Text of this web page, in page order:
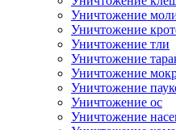
Уничтожение
Уничтожение
Уничтожение тли
Уничтожение
Уничтожение
Уничтожение
Уничтожение ос
Уничтожение